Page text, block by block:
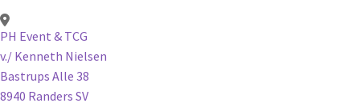
PH Event & TCG
v./ Kenneth Nielsen
Bastrups Alle 38
8940 Randers SV